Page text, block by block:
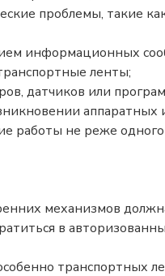
проблемы, такие
информационных
ленты;
датчиков или
работы не реже одного
механизмов
в
транспортных